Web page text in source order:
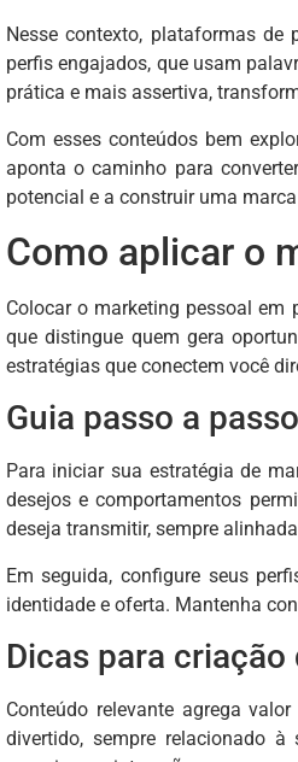
Nesse contexto, plataformas
perfis engajados, que usam
prática e mais assertiva,
Com esses conteúdos bem
aponta o caminho para
potencial e a construir uma
Como aplicar o
Colocar o marketing pessoal em
que distingue quem gera
estratégias que conectem você
Guia passo a
Para iniciar sua estratégia de
desejos e comportamentos
deseja transmitir, sempre
Em seguida, configure seus
identidade e oferta. Mantenha
Dicas para
Conteúdo relevante agrega
divertido, sempre relacionado